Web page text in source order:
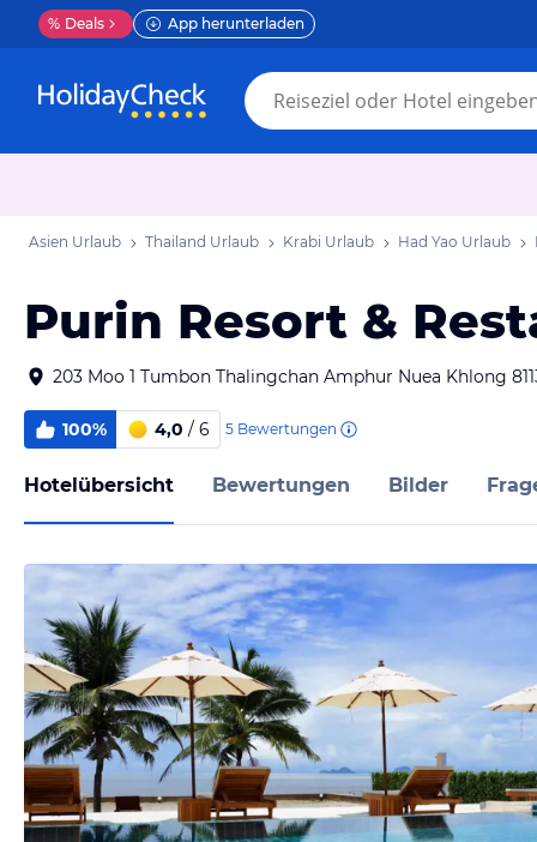
% Deals App herunterladen
Asien Urlaub Thailand Urlaub Krabi Urlaub Had Yao Urlaub
Purin Resort &
203 Moo 1 Tumbon Thalingchan Amphur Nuea Khlong
100% 4,0 / 6 5 Bewertungen
Hotelübersicht Bewertungen Bilder